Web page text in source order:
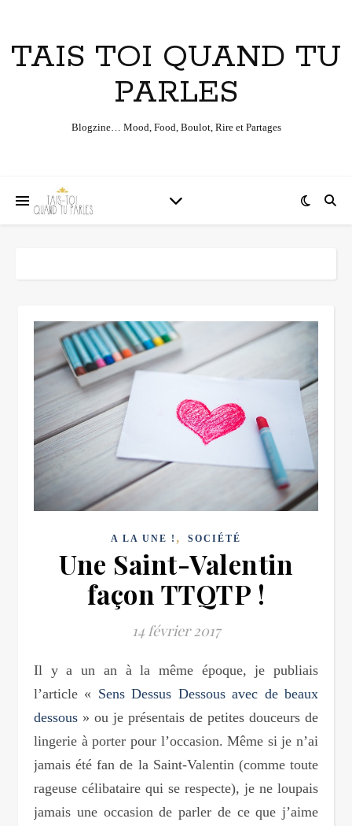
TAIS TOI QUAND TU
PARLES
Blogzine… Mood, Food, Boulot, Rire et Partages
A LA UNE ! , SOCIÉTÉ
Une Saint-Valentin
façon TTQTP !
14 février 2017
Il y a un an à la même époque, je publiais
l’article « Sens Dessus Dessous avec de beaux
dessous » ou je présentais de petites douceurs de
lingerie à porter pour l’occasion. Même si je n’ai
jamais été fan de la Saint-Valentin (comme toute
rageuse célibataire qui se respecte), je ne loupais
jamais une occasion de parler de ce que j’aime